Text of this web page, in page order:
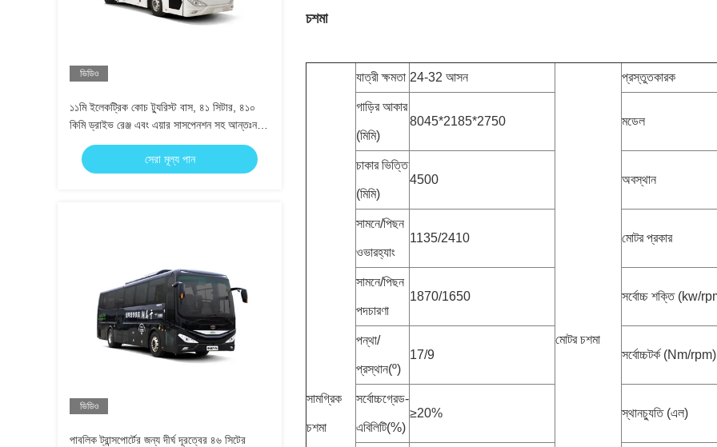
ভিডিও
১১মি ইলেকট্রিক কোচ ট্যুরিস্ট বাস, ৪১ সিটার, ৪১০
কিমি ড্রাইভ রেঞ্জ এবং এয়ার সাসপেনশন সহ আন্তঃনগর
পরিবহনের জন্য
সেরা মূল্য পান
ভিডিও
পাবলিক ট্রান্সপোর্টের জন্য দীর্ঘ দূরত্বের ৪৬ সিটের
চশমা
সামগ্রিক
চশমা
যাত্রী ক্ষমতা 24-32 আসন
মোটর চশমা
প্রস্তুতকারক
গাড়ির আকার
(মিমি)
8045*2185*2750 মডেল
চাকার ভিত্তি
(মিমি)
4500 অবস্থান
সামনে/পিছন
ওভারহ্যাং
1135/2410 মোটর প্রকার
সামনে/পিছন
পদচারণা
1870/1650 সর্বোচ্চ শক্তি (kw/
পন্থা/
প্রস্থান(º)
17/9 সর্বোচ্চটর্ক (Nm/rpm)
সর্বোচ্চগ্রেড-
এবিলিটি(%)
≥20% স্থানচ্যুতি (এল)